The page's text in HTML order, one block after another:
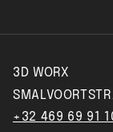
3D WORX
+32 469 69 91